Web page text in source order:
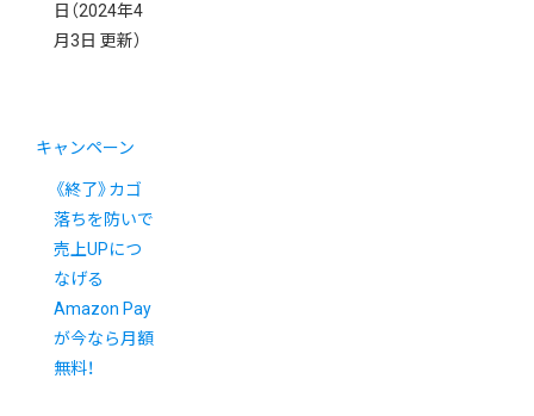
日 （2024年4
月3日 更新）
キャンペーン
《終了》カゴ
落ちを防いで
売上UPにつ
なげる
Amazon Pay
が今なら月額
無料！